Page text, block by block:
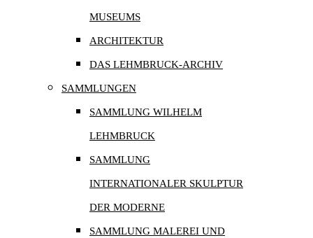
MUSEUMS
ARCHITEKTUR
DAS LEHMBRUCK-ARCHIV
SAMMLUNGEN
SAMMLUNG WILHELM
LEHMBRUCK
SAMMLUNG
INTERNATIONALER SKULPTUR
DER MODERNE
SAMMLUNG MALEREI UND